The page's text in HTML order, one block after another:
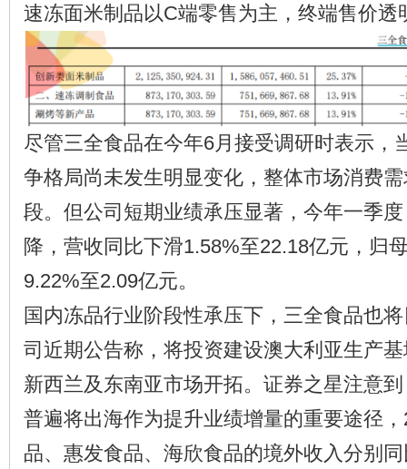
速冻面米制品以C端零售为主，终端售价透
尽管三全食品在今年6月接受调研时表示，
争格局尚未发生明显变化，整体市场消费
段。但公司短期业绩承压显著，今年一季
降，营收同比下滑1.58%至22.18亿元，归
9.22%至2.09亿元。
国内冻品行业阶段性承压下，三全食品也
司近期公告称，将投资建设澳大利亚生产
新西兰及东南亚市场开拓。证券之星注意
普遍将出海作为提升业绩增量的重要途径
品、惠发食品、海欣食品的境外收入分别